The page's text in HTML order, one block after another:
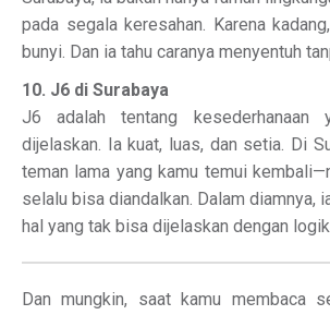
pada segala keresahan. Karena
bunyi. Dan ia tahu caranya menyentuh
10. J6 di Surabaya
J6 adalah tentang kesederhanaan
dijelaskan. Ia kuat, luas, dan setia. Di
teman lama yang kamu temui
selalu bisa diandalkan. Dalam diamnya,
hal yang tak bisa dijelaskan dengan
Dan mungkin, saat kamu membaca